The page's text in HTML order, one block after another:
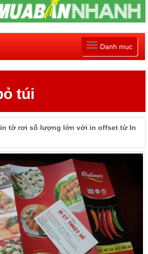
Toggle
navigation
Danh mục
túi
tờ rơi số lượng lớn với in offset từ In